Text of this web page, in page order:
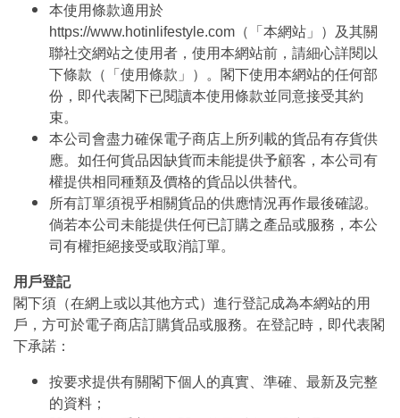
本使用條款適用於
https://www.hotinlifestyle.com（「本網站」）及其關
聯社交網站之使用者，使用本網站前，請細心詳閱以
下條款（「使用條款」）。閣下使用本網站的任何部
份，即代表閣下已閱讀本使用條款並同意接受其約
束。
本公司會盡力確保電子商店上所列載的貨品有存貨供
應。如任何貨品因缺貨而未能提供予顧客，本公司有
權提供相同種類及價格的貨品以供替代。
所有訂單須視乎相關貨品的供應情況再作最後確認。
倘若本公司未能提供任何已訂購之產品或服務，本公
司有權拒絕接受或取消訂單。
用戶登記
閣下須（在網上或以其他方式）進行登記成為本網站的用
戶，方可於電子商店訂購貨品或服務。在登記時，即代表閣
下承諾：
按要求提供有關閣下個人的真實、準確、最新及完整
的資料；